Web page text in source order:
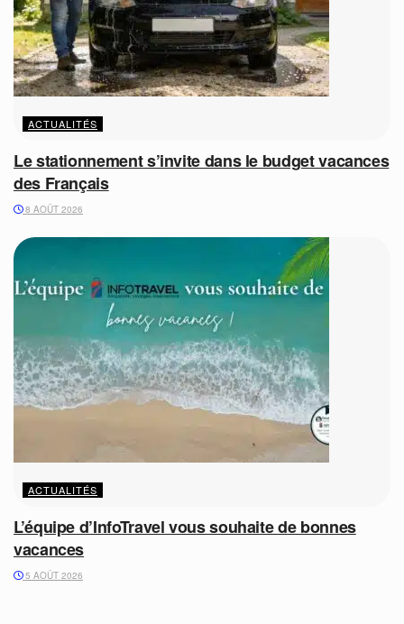
ACTUALITÉS
Le stationnement s’invite dans le budget vacances
des Français
8 AOÛT 2026
ACTUALITÉS
L’équipe d’InfoTravel vous souhaite de bonnes
vacances
5 AOÛT 2026